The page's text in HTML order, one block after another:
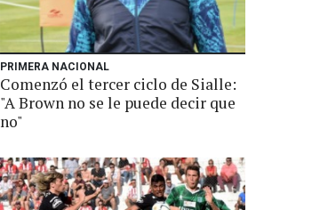
PRIMERA NACIONAL
Comenzó el tercer ciclo de Sialle:
"A Brown no se le puede decir que
no"